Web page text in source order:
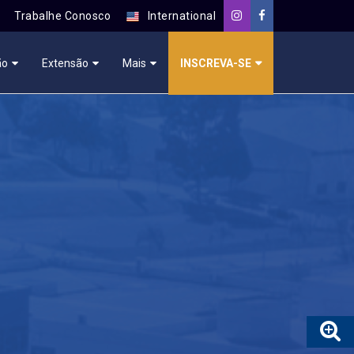
Trabalhe Conosco International
Extensão Mais INSCREVA-SE